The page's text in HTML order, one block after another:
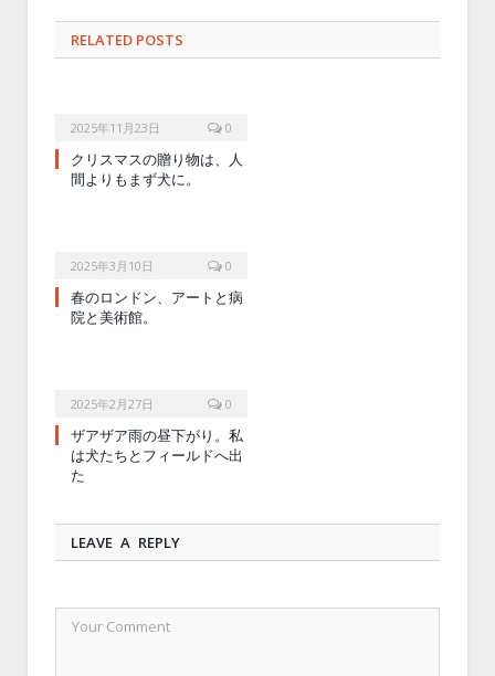
RELATED POSTS
2025年11月23日 0
クリスマスの贈り物は、人
間よりもまず犬に。
2025年3月10日 0
春のロンドン、アートと病
院と美術館。
2025年2月27日 0
ザアザア雨の昼下がり。私
は犬たちとフィールドへ出
た
LEAVE A REPLY